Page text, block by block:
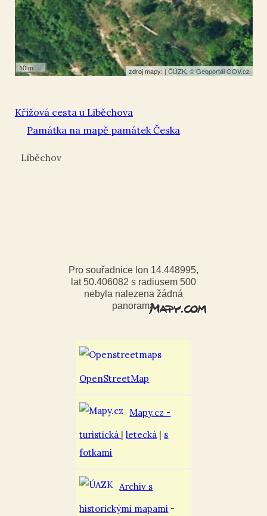
10 m zdroj mapy: | ČÚZK, ©Geoportál GOV.cz
Křížová cesta u Liběchova
Památka na mapě památek Česka
Liběchov
Pro souřadnice lon 14.448995,
lat 50.406082 s radiusem 500
nebyla nalezena žádná
panorama
OpenStreetMap
Mapy.cz -
turistická |letecká | s
fotkami
Archiv s
historickými mapami -